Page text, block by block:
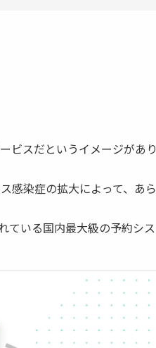
ビスだというイメージがあ
感染症の拡大によって、あ
ている国内最大級の予約シ